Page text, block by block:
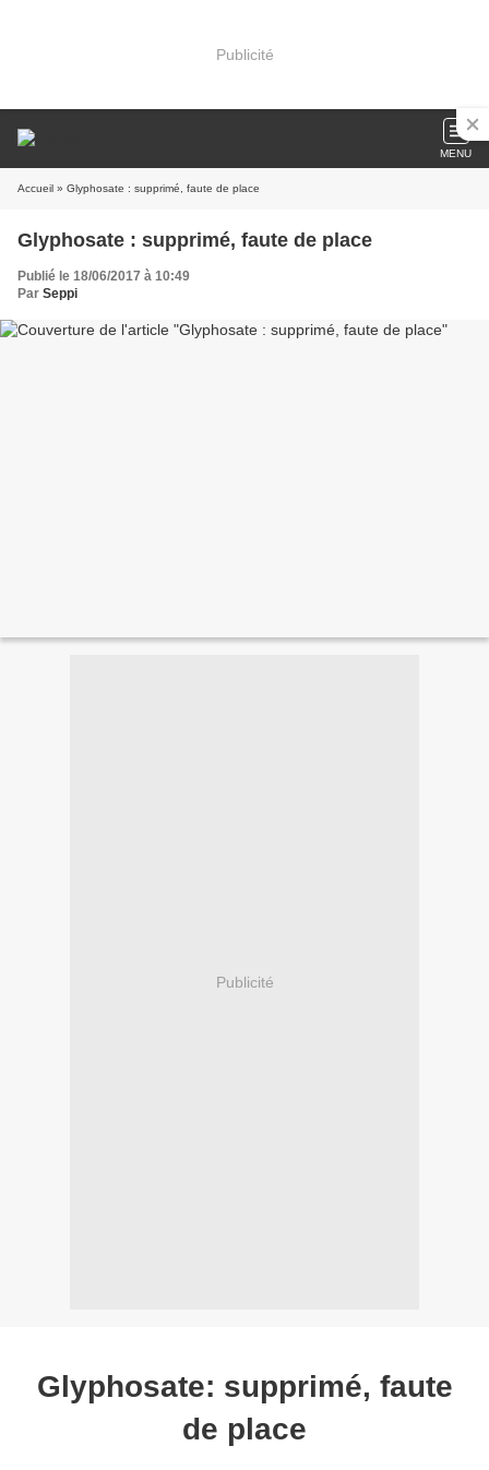
Publicité
MENU
Accueil » Glyphosate : supprimé, faute de place
Glyphosate : supprimé, faute de place
Publié le 18/06/2017 à 10:49
Par Seppi
Publicité
Glyphosate: supprimé, faute
de place